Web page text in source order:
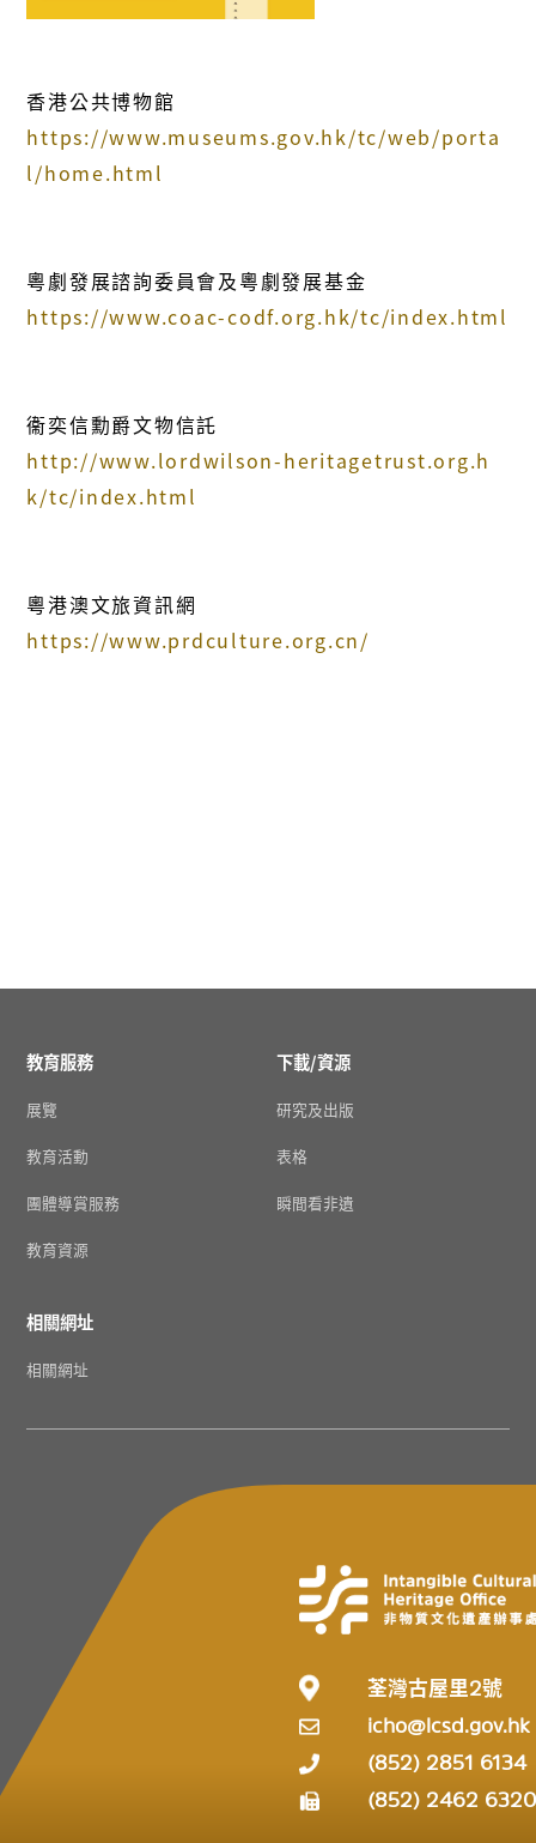
香港公共博物館
https://www.museums.gov.hk/tc/web/porta
l/home.html
粵劇發展諮詢委員會及粵劇發展基金
https://www.coac-codf.org.hk/tc/index.html
衞奕信勳爵文物信託
http://www.lordwilson-heritagetrust.org.h
k/tc/index.html
粵港澳文旅資訊網
https://www.prdculture.org.cn/
教育服務
展覽
教育活動
團體導賞服務
教育資源
下載/資源
研究及出版
表格
瞬間看非遺
相關網址
相關網址
荃灣古屋里2號
icho@lcsd.gov.hk
(852) 2851 6134
(852) 2462